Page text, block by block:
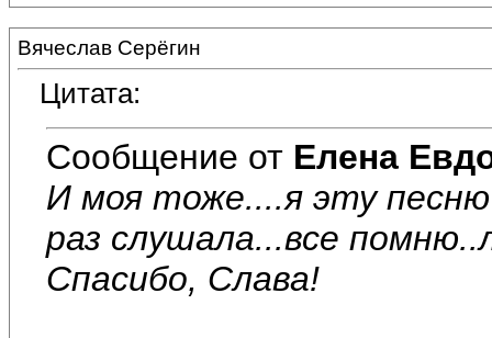
Вячеслав Серёгин
Цитата:
Сообщение от Елена
И моя тоже....я эту песню
раз слушала...все
Спасибо, Слава!